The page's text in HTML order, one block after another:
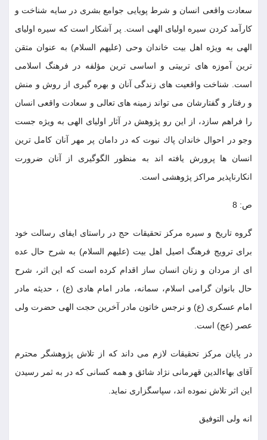
سعادت واقعى انسان و شرط پويايى جوامع بشرى در سايه شناخت و
كارآمد كردن سيره اولياى الهى است. پر آشكار است كه سيره اولياى
الهى به ويژه اهل بيت خاندان وحى (عليهم السلام) به عنوان متقن
ترين آموزه هاى تربيتى و اساسى ترين مؤلفه در فرهنگ اسلامى
است. شناخت واقعيت هاى زندگى آنان و بهره گيرى از روش و منش
و رفتار و گفتارشان مى تواند زمينه هاى تعالى و سعادت واقعى انسان
را فراهم سازد، از اين رو پژوهش در آثار اولياى الهى به ويژه جست
وجو در احوال خاندان پاك نبوت كه در دامان پر مهر آنان كامل ترين
انسان ها پرورش يافته اند به منظور الگوگيرى از آنان ضرورت
انكارناپذير مراكز پژوهشى است.
ص: 8
گروه تاريخ و سيره مركز تحقيقات حج در راستاى ايفاى رسالت خود
براى ترويج فرهنگ اصيل اهل بيت (عليهم السلام) به شرح حال عده
اى از مردان و زنان انسان ساز اقدام كرده است كه اين اثر، شرح
حال بانوان گرامى اسلام، سمانه، مادر امام هادى (ع) ، حديثه مادر
امام عسكرى (ع) و نرجس خاتون مادر آخرين حجت الهى حضرت ولى
عصر (عج) است.
در پايان مركز تحقيقات لازم مى داند كه از تلاش پژوهشگر محترم
آقاى بهاءالدين قهرمانى نژاد شائق و همه كسانى كه در به ثمر رسيدن
اين اثر تلاش نموده اند، سپاسگزارى نمايد.
انه ولى التوفيق